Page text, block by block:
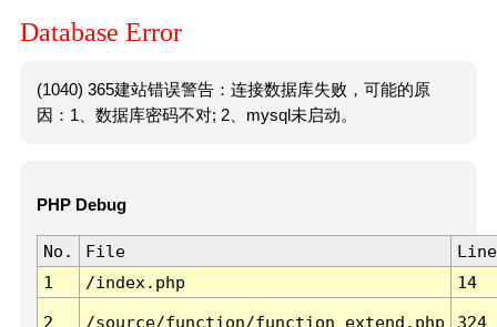
Database Error
(1040) 365建站错误警告：连接数据库失败，可能的原
因：1、数据库密码不对; 2、mysql未启动。
PHP Debug
No. File
Line
1
/index.php 14
2 /source/function/function_extend.php 324